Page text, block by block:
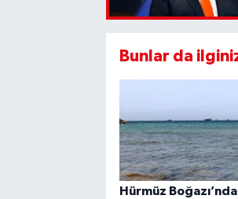
Bunlar da
Hürmüz